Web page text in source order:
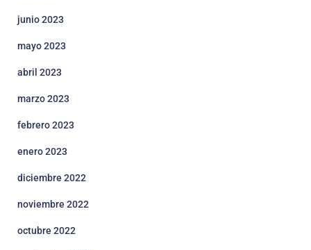
junio 2023
mayo 2023
abril 2023
marzo 2023
febrero 2023
enero 2023
diciembre 2022
noviembre 2022
octubre 2022